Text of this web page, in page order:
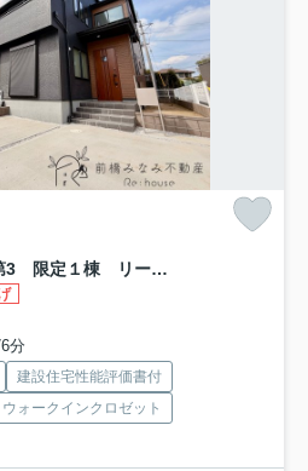
【新築】前橋市上増田町第3 限定１棟 リーブルガーデン 新築建売
分
建設住宅性能評価書付
ウォークインクロゼット